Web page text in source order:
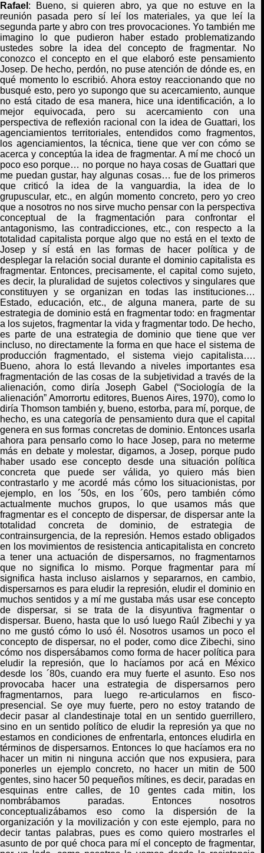
Rafael : Bueno, si quieren abro, ya que no estuve en la
reunión pasada pero sí leí los materiales, ya que leí la
segunda parte y abro con tres provocaciones. Yo también me
imagino lo que pudieron haber estado problematizando
ustedes sobre la idea del concepto de fragmentar. No
conozco el concepto en el que elaboró este pensamiento
Josep. De hecho, perdón, no puse atención de dónde es, en
qué momento lo escribió. Ahora estoy reaccionando que no
busqué esto, pero yo supongo que su acercamiento, aunque
no está citado de esa manera, hice una identificación, a lo
mejor equivocada, pero su acercamiento con una
perspectiva de reflexión racional con la idea de Guattari, los
agenciamientos territoriales, entendidos como fragmentos,
los agenciamientos, la técnica, tiene que ver con cómo se
acerca y conceptúa la idea de fragmentar. A mí me chocó un
poco eso porque… no porque no haya cosas de Guattari que
me puedan gustar, hay algunas cosas… fue de los primeros
que criticó la idea de la vanguardia, la idea de lo
grupuscular, etc., en algún momento concreto, pero yo creo
que a nosotros no nos sirve mucho pensar con la perspectiva
conceptual de la fragmentación para confrontar el
antagonismo, las contradicciones, etc., con respecto a la
totalidad capitalista porque algo que no está en el texto de
Josep y sí está en las formas de hacer política y de
desplegar la relación social durante el dominio capitalista es
fragmentar. Entonces, precisamente, el capital como sujeto,
es decir, la pluralidad de sujetos colectivos y singulares que
constituyen y se organizan en todas las instituciones…
Estado, educación, etc., de alguna manera, parte de su
estrategia de dominio está en fragmentar todo: en fragmentar
a los sujetos, fragmentar la vida y fragmentar todo. De hecho,
es parte de una estrategia de dominio que tiene que ver
incluso, no directamente la forma en que hace el sistema de
producción fragmentado, el sistema viejo capitalista….
Bueno, ahora lo está llevando a niveles importantes esa
fragmentación de las cosas de la subjetividad a través de la
alienación, como diría Joseph Gabel (“Sociología de la
alienación”Amorrortu editores, Buenos Aires, 1970), como lo
diría Thomson también y, bueno, estorba, para mí, porque, de
hecho, es una categoría de pensamiento dura que el capital
genera en sus formas concretas de dominio. Entonces usarla
ahora para pensarlo como lo hace Josep, para no meterme
más en debate y molestar, digamos, a Josep, porque pudo
haber usado ese concepto desde una situación política
concreta que puede ser válida, yo quiero más bien
contrastarlo y me acordé más cómo los situacionistas, por
ejemplo, en los ´50s, en los ´60s, pero también cómo
actualmente muchos grupos, lo que usamos más que
fragmentar es el concepto de dispersar, de dispersar ante la
totalidad concreta de dominio, de estrategia de
contrainsurgencia, de la represión. Hemos estado obligados
en los movimientos de resistencia anticapitalista en concreto
a tener una actuación de dispersarnos, no fragmentarnos
que no significa lo mismo. Porque fragmentar para mí
significa hasta incluso aislarnos y separarnos, en cambio,
dispersarnos es para eludir la represión, eludir el dominio en
muchos sentidos y a mí me gustaba más usar ese concepto
de dispersar, si se trata de la disyuntiva fragmentar o
dispersar. Bueno, hasta que lo usó luego Raúl Zibechi y ya
no me gustó cómo lo usó él. Nosotros usamos un poco el
concepto de dispersar, no el poder,como dice Zibechi, sino
cómo nos dispersábamos como forma de hacer política para
eludir la represión, que lo hacíamos por acá en México
desde los ´80s,cuando era muy fuerte el asunto. Eso nos
provocaba hacer una estrategia de dispersarnos pero
fragmentarnos, para luego re-articularnos en fisco-
presencial . Se oye muy fuerte, pero no estoy tratando de
decir pasar al clandestinaje total en un sentido guerrillero,
sino en un sentido político de eludir la represión ya que no
estamos en condiciones de enfrentarla, entonces eludirla en
términos de dispersarnos. Entonces lo que hacíamos era no
hacer un mitin ni ninguna acción que nos expusiera, para
ponerles un ejemplo concreto, no hacer un mitin de 500
gentes, sino hacer 50 pequeños mítines, es decir, paradas en
esquinas entre calles,
de 10 gentes cada mitin, los
nombrábamos paradas. Entonces nosotros
conceptualizábamos eso como la dispersión de la
organización y la movilización y con este ejemplo, para no
decir tantas palabras, pues es como quiero mostrarles el
asunto de por qué choca para mí el concepto de fragmentar,